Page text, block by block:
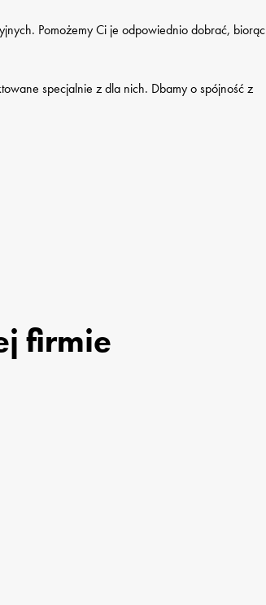
Pomożemy Ci je odpowiednio dobrać, biorąc
specjalnie z dla nich. Dbamy o spójność z
firmie